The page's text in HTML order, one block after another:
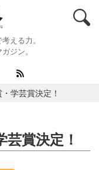
える力。
ジン。
学芸賞決定！
賞決定！